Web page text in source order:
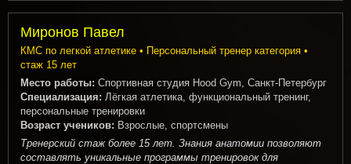
Миронов Павел
КМС по легкой атлетике • Персональный тренер категория •
стаж 15 лет
Место работы: Спортивная студия Hood Gym, Санкт-Петербург
Специализация: Лёгкая атлетика, функциональный тренинг,
персональные тренировки
Возраст учеников: Взрослые, спортсмены
Тренерский стаж более 15 лет. Знания анатомии позволяют
составлять уникальные программы тренировок для